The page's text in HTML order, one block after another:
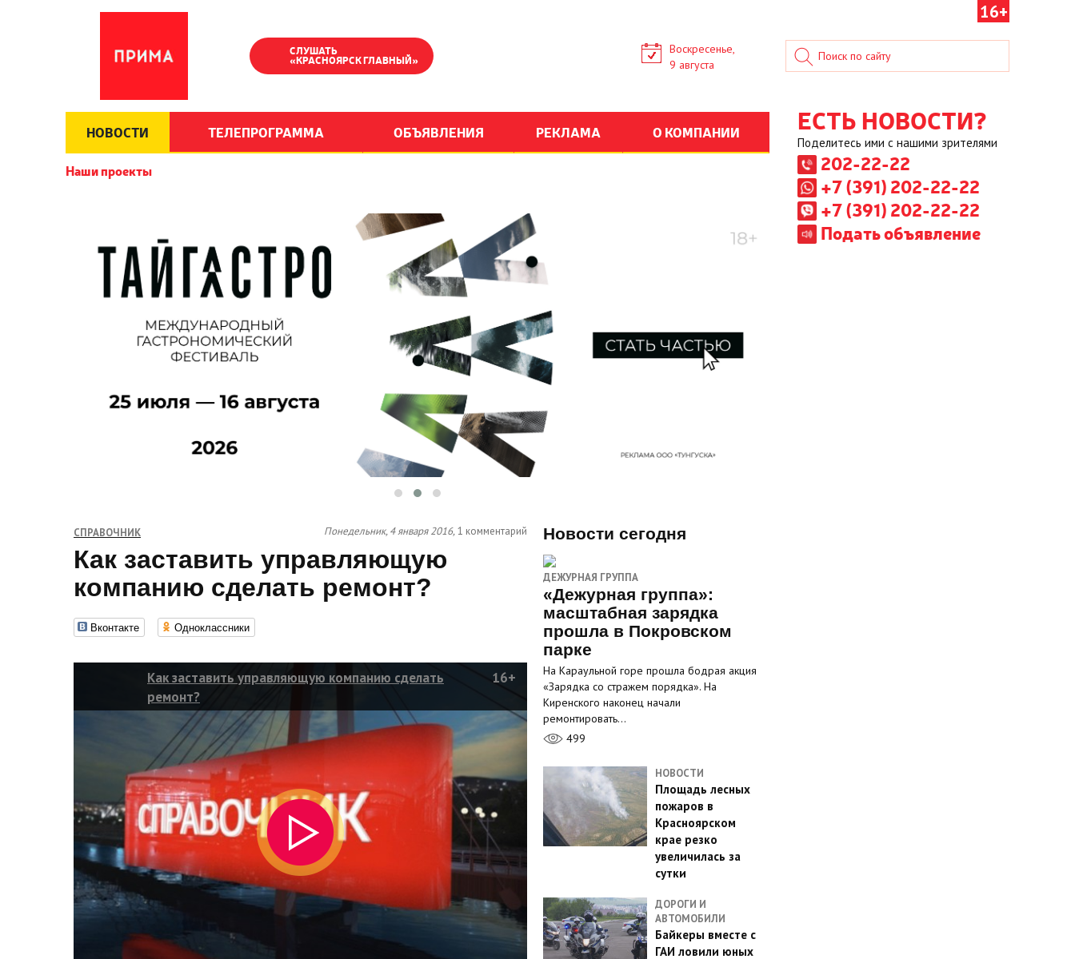
16+
СЛУШАТЬ
«КРАСНОЯРСК ГЛАВНЫЙ»
Воскресенье,
9 августа
НОВОСТИ ТЕЛЕПРОГРАММА ОБЪЯВЛЕНИЯ РЕКЛАМА О КОМПАНИИ
Наши проекты
ЕСТЬ НОВОСТИ?
Поделитесь ими с нашими зрителями
202-22-22
+7 (391) 202-22-22
+7 (391) 202-22-22
Подать объявление
СПРАВОЧНИК Понедельник, 4 января 2016,1 комментарий
Как заставить управляющую
компанию сделать ремонт?
Вконтакте Одноклассники
Как заставить управляющую компанию сделать
ремонт?
16+
Новости сегодня
ДЕЖУРНАЯ ГРУППА
«Дежурная группа»:
масштабная зарядка
прошла в Покровском
парке
На Караульной горе прошла бодрая акция
«Зарядка со стражем порядка». На
Киренского наконец начали
ремонтировать…
499
НОВОСТИ
Площадь лесных
пожаров в
Красноярском
крае резко
увеличилась за
сутки
ДОРОГИ И
АВТОМОБИЛИ
Байкеры вместе с
ГАИ ловили юных